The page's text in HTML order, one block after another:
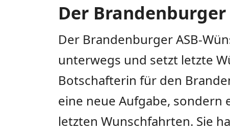
Der Brandenburger
Der Brandenburger ASB-
unterwegs und setzt letzte
Botschafterin für den
eine neue Aufgabe, sondern
letzten Wunschfahrten. Sie